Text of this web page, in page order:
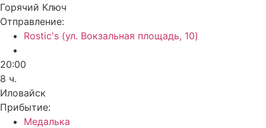
Горячий Ключ
Отправление:
Rostic's (ул. Вокзальная площадь, 10)
20:00
8 ч.
Иловайск
Прибытие:
Медалька